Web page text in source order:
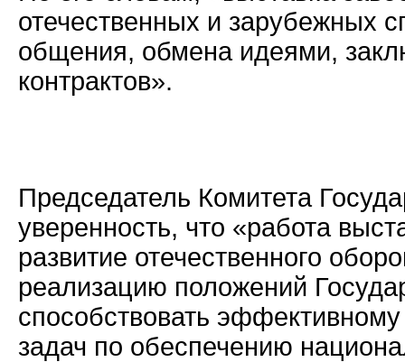
отечественных и зарубежных
общения, обмена идеями,
контрактов».
Председатель Комитета
уверенность, что «работа
развитие отечественного
реализацию положений
способствовать
задач по обеспечению